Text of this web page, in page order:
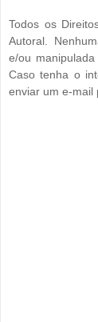
Todos os
Autoral.
e/ou
Caso tenha o
enviar um e-mail